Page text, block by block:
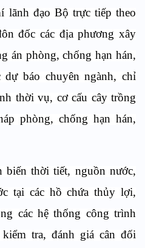
lãnh đạo Bộ trực tiếp theo
đốc các địa phương xây
án phòng, chống hạn hán,
báo chuyên ngành, chỉ
thời vụ, cơ cấu cây trồng
phòng, chống hạn hán,
biến thời tiết, nguồn nước,
tại các hồ chứa thủy lợi,
các hệ thống công trình
tra, đánh giá cân đối